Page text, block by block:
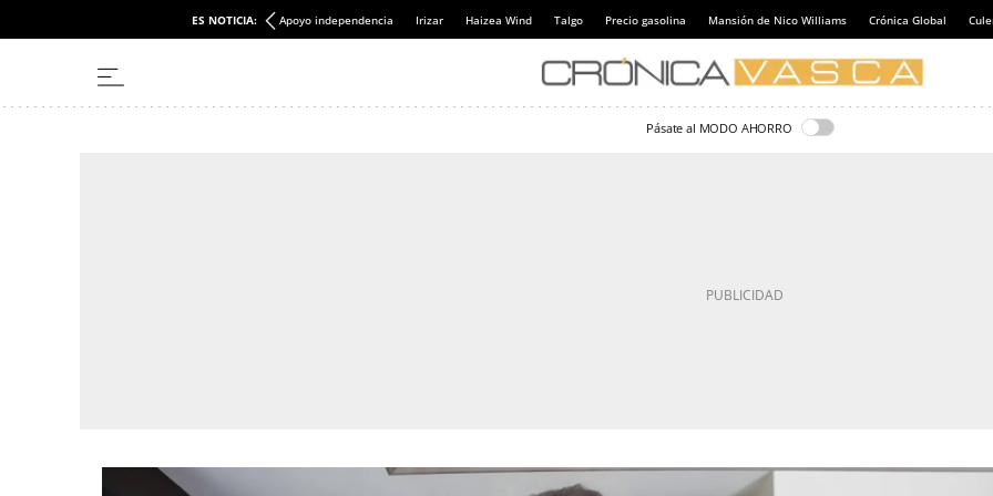
ES NOTICIA: Apoyo independencia Irizar Haizea Wind Talgo Precio gasolina Mansión de Nico Williams Crónica Global
Pásate al MODO AHORRO